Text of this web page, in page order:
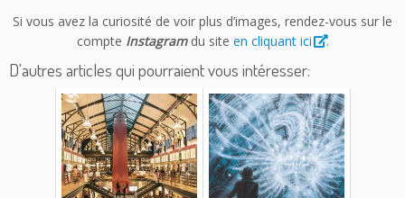
Si vous avez la curiosité de voir plus d’images, rendez-vous sur le
compte Instagramdu site en cliquant ici .
D'autres articles qui pourraient vous intéresser: